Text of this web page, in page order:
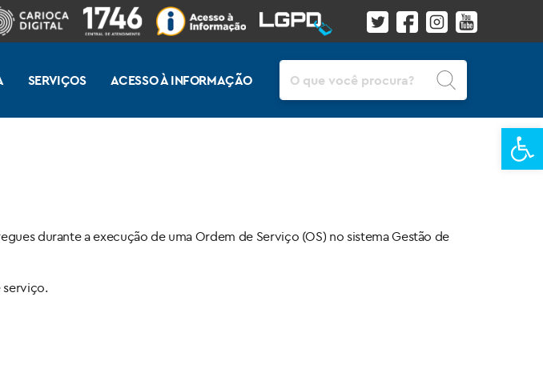
SERVIÇOS ACESSO À INFORMAÇÃO
durante a execução de uma Ordem de Serviço (OS) no sistema Gestão de
serviço.